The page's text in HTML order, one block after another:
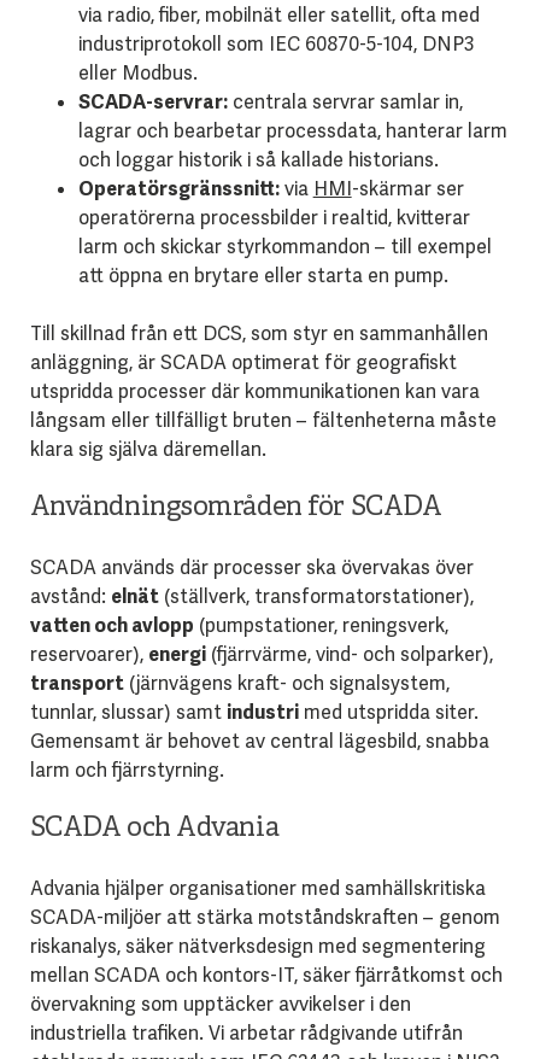
via radio, fiber, mobilnät eller satellit, ofta med
industriprotokoll som IEC 60870-5-104, DNP3
eller Modbus.
SCADA-servrar:centrala servrar samlar in,
lagrar och bearbetar processdata, hanterar larm
och loggar historik i så kallade historians.
Operatörsgränssnitt:via HMI-skärmar ser
operatörerna processbilder i realtid, kvitterar
larm och skickar styrkommandon – till exempel
att öppna en brytare eller starta en pump.
Till skillnad från ett DCS, som styr en sammanhållen
anläggning, är SCADA optimerat för geografiskt
utspridda processer där kommunikationen kan vara
långsam eller tillfälligt bruten – fältenheterna måste
klara sig själva däremellan.
Användningsområden för SCADA
SCADA används där processer ska övervakas över
avstånd: elnät(ställverk, transformatorstationer),
vatten och avlopp (pumpstationer, reningsverk,
reservoarer), energi(fjärrvärme, vind- och solparker),
transport(järnvägens kraft- och signalsystem,
tunnlar, slussar) samt industrimed utspridda siter.
Gemensamt är behovet av central lägesbild, snabba
larm och fjärrstyrning.
SCADA och Advania
Advania hjälper organisationer med samhällskritiska
SCADA-miljöer att stärka motståndskraften – genom
riskanalys, säker nätverksdesign med segmentering
mellan SCADA och kontors-IT, säker fjärråtkomst och
övervakning som upptäcker avvikelser i den
industriella trafiken. Vi arbetar rådgivande utifrån